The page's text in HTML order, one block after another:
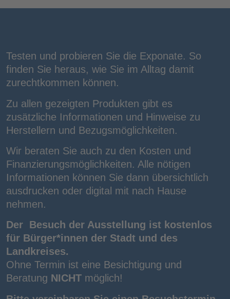
Testen und probieren Sie die Exponate. So
finden Sie heraus, wie Sie im Alltag damit
zurechtkommen können.
Zu allen gezeigten Produkten gibt es
zusätzliche Informationen und Hinweise zu
Herstellern und Bezugsmöglichkeiten.
Wir beraten Sie auch zu den Kosten und
Finanzierungsmöglichkeiten. Alle nötigen
Informationen können Sie dann übersichtlich
ausdrucken oder digital mit nach Hause
nehmen.
Der Besuch der Ausstellung ist kostenlos
für Bürger*innen der Stadt und des
Landkreises.
Ohne Termin ist eine Besichtigung und
Beratung NICHT möglich!